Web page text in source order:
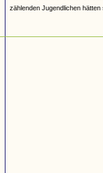
zählenden Jugendlichen hätten